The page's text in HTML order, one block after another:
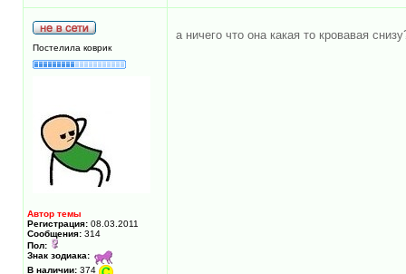
Постелила коврик
Автор темы
Регистрация: 08.03.2011
Сообщения: 314
Пол:
Знак зодиака:
В наличии: 374
а ничего что она какая то кровавая